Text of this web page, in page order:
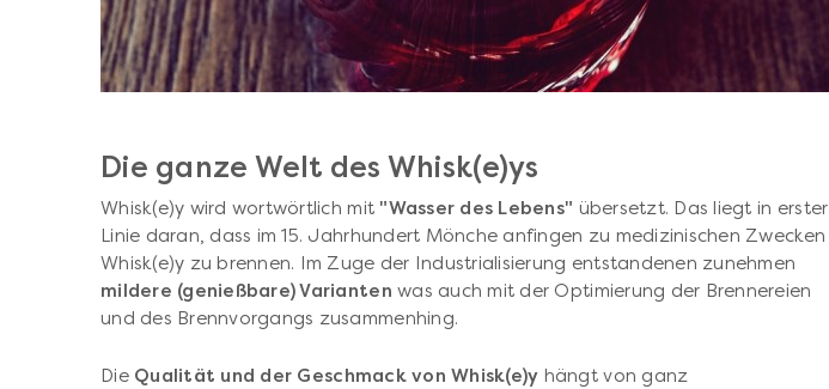
Die ganze Welt des Whisk(e)ys
Whisk(e)y wird wortwörtlich mit "Wasser des Lebens" übersetzt. Das liegt in erster
Linie daran, dass im 15. Jahrhundert Mönche anfingen zu medizinischen Zwecken
Whisk(e)y zu brennen. Im Zuge der Industrialisierung entstandenen zunehmen
mildere (genießbare) Varianten was auch mit der Optimierung der Brennereien
und des Brennvorgangs zusammenhing.
Die Qualität und der Geschmack von Whisk(e)y hängt von ganz